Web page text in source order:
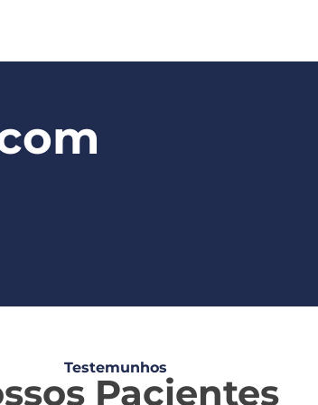
Testemunhos
Pacientes